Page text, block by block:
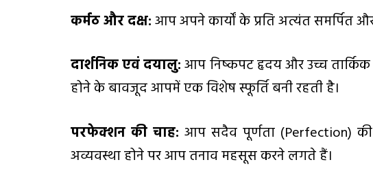
कर्मठ और दक्ष:आप अपने कार्यों के प्रति अत्यंत समर्पित
दार्शनिक एवं दयालु:आप निष्कपट हृदय और उच्च तार्किक
होने के बावजूद आपमें एक विशेष स्फूर्ति बनी रहती है।
परफेक्शन की चाह: आप सदैव पूर्णता (Perfection)
अव्यवस्था होने पर आप तनाव महसूस करने लगते हैं।